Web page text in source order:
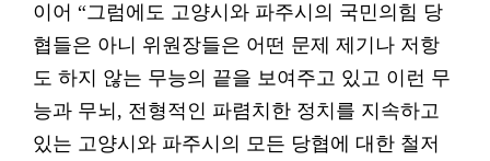
이어 “그럼에도 고양시와 파주시의 국민의힘 당
협들은 아니 위원장들은 어떤 문제 제기나 저항
도 하지 않는 무능의 끝을 보여주고 있고 이런 무
능과 무뇌, 전형적인 파렴치한 정치를 지속하고
있는 고양시와 파주시의 모든 당협에 대한 철저